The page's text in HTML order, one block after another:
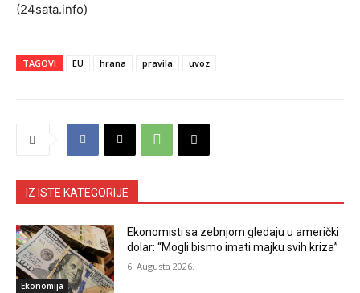
(24sata.info)
TAGOVI EU hrana pravila uvoz
IZ ISTE KATEGORIJE
Ekonomija
Ekonomisti sa zebnjom gledaju u američki
dolar: “Mogli bismo imati majku svih kriza”
6. Augusta 2026.